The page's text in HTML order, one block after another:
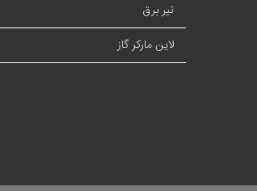
تیر برق
لاین مارکر گاز